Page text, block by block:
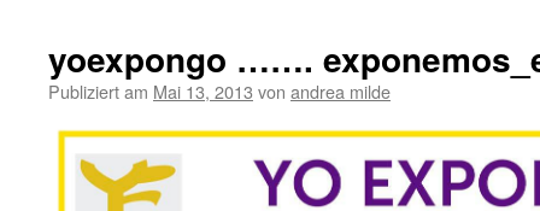
yoexpongo …….
Publiziert am Mai 13, 2013 von andrea milde